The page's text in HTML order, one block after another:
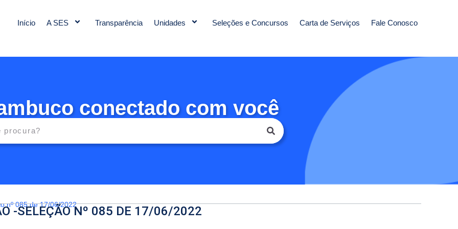
Início A SES Transparência Unidades Seleções e Concursos Carta de Serviços Fale Conosco
conectado com você
nº 085 de 17/06/2022
-SELEÇÃO Nº 085 DE 17/06/2022